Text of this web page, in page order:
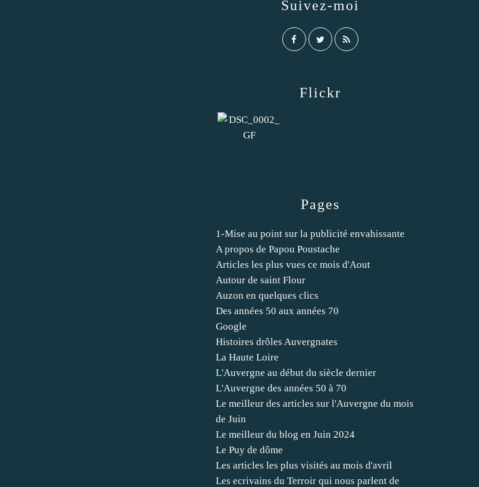
Pages
1-Mise au point sur la publicité envahissante
A propos de Papou Poustache
Articles les plus vues ce mois d'Aout
Autour de saint Flour
Auzon en quelques clics
Des années 50 aux années 70
Google
Histoires drôles Auvergnates
La Haute Loire
L'Auvergne au début du siècle dernier
L'Auvergne des années 50 à 70
Le meilleur des articles sur l'Auvergne du mois
de Juin
Le meilleur du blog en Juin 2024
Le Puy de dôme
Les articles les plus visités au mois d'avril
Les ecrivains du Terroir qui nous parlent de
Suivez-moi
Flickr